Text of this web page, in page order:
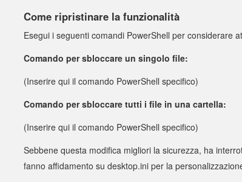
Come ripristinare la funzionalità
Esegui i seguenti comandi PowerShell per considerare
Comando per sbloccare un singolo file:
(Inserire qui il comando PowerShell specifico)
Comando per sbloccare tutti i file in una cartella:
(Inserire qui il comando PowerShell specifico)
Sebbene questa modifica migliori la sicurezza, ha
fanno affidamento su desktop.ini per la